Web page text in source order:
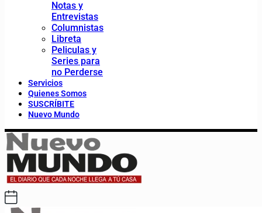
Notas y
Entrevistas
Columnistas
Libreta
Peliculas y
Series para
no Perderse
Servicios
Quienes Somos
SUSCRÍBITE
Nuevo Mundo